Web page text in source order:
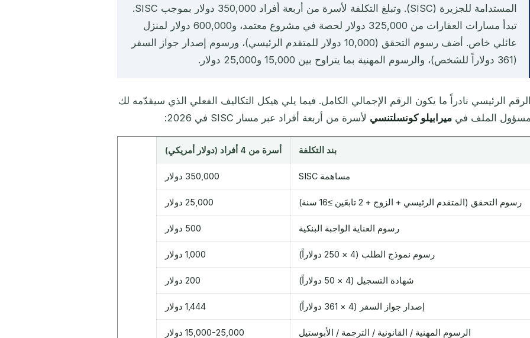
المستدامة للجزيرة (SISC). وتبلغ التكلفة لأسرة من أربعة أفراد 350,000 دولار بموجب SISC.
تبدأ مسارات العقارات من 325,000 دولار لحصة في مشروع معتمد، و600,000 دولار لمنزل
عائلي خاص. أضف رسوم التحقق (10,000 دولار للمتقدم الرئيسي)، ورسوم إصدار جواز السفر
(361 دولاراً للشخص)، والرسوم المهنية بما يتراوح بين 15,000 و25,000 دولار.
الرئيسي نادراً ما يكون الرقم الإجمالي الكامل. فيما يلي هيكل التكاليف الفعلي الذي سيقدّمه لك
الملف في ميرابيلو كونسلتنسي لأسرة من أربعة أفراد عبر مسار SISC في 2026:
بند التكلفة أسرة من 4 أفراد (دولار أمريكي)
مساهمة SISC 350,000 دولار
رسوم التحقق (المتقدم الرئيسي + الزوج + 2 تابعَين ≥16 سنة) 25,000 دولار
رسوم العناية الواجبة البنكية 500 دولار
رسوم نموذج الطلب (4 × 250 دولاراً) 1,000 دولار
شهادة التسجيل (4 × 50 دولاراً) 200 دولار
إصدار جواز السفر (4 × 361 دولاراً) 1,444 دولار
الرسوم المهنية / القانونية / الترجمة / الأبوستيل 15,000-25,000 دولار